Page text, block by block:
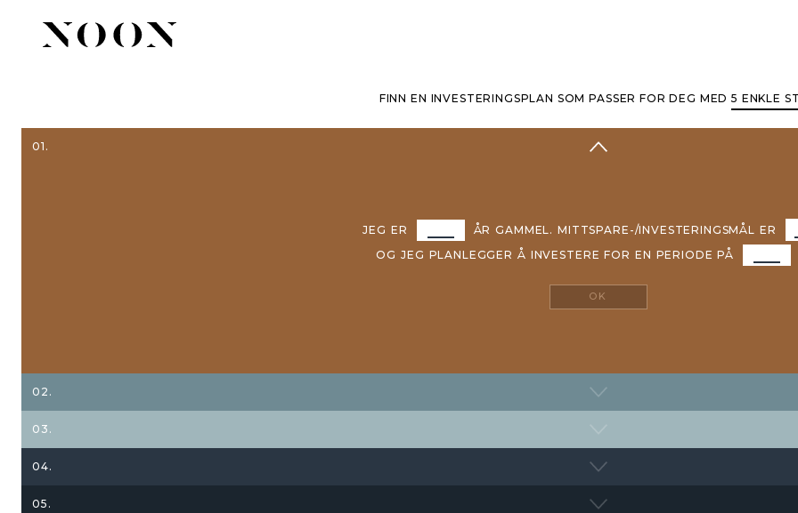
FINN EN INVESTERINGSPLAN SOM PASSER FOR DEG MED5 ENKLE
01.
JEG ER ÅR GAMMEL. MITTSPARE-/INVESTERINGSMÅL ER
OG JEG PLANLEGGER Å INVESTERE FOR EN PERIODE PÅ
OK
02.
03.
04.
05.